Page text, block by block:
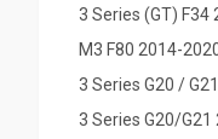
3 Series (GT) F34
M3 F80 2014-
3 Series G20 /
3 Series G20/